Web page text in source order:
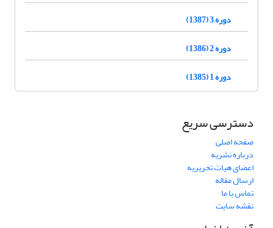
دوره 3 (1387)
دوره 2 (1386)
دوره 1 (1385)
دسترسی سریع
صفحه اصلی
درباره نشریه
اعضای هیات تحریریه
ارسال مقاله
تماس با ما
نقشه سایت